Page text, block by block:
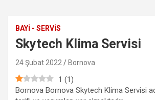
BAYI - SERVIS
Skytech Klima Servisi
24 Şubat 2022 Bornova
1 (1)
Bornova Bornova Skytech Klima Servisi